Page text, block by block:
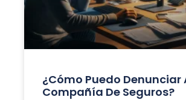
¿Cómo Puedo Denunciar
Compañía De Seguros?